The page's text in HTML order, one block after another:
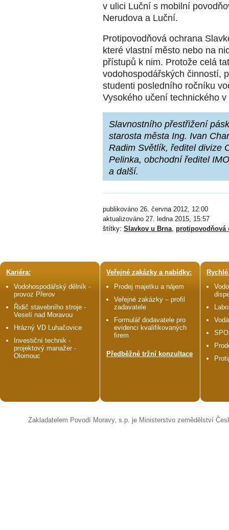
v ulici Luční s mobilní
Nerudova a Luční.
Protipovodňová ochrana
které vlastní město nebo na
přístupů k nim. Protože celá
vodohospodářských činností,
studenti posledního ročníku
Vysokého učení technického v
Slavnostního přestřižení
starosta města Ing. Ivan
Radim Světlík, ředitel divize
Pelinka, obchodní ředitel
a další.
publikováno 26. června 2012, 12:00
aktualizováno 27. ledna 2015, 15:57
štítky: Slavkov u Brna, protipovodňová
Kariéra:
Vodohospodářský dělník -
provoz Přerov
Řidič stavebního stroje -
Veselí nad Moravou
Hrázný VD Luhačovice
Investiční technik -
projektový manažer -
Olomouc
Veřejné zakázky a nabídky:
Prodej majetku a nájem
Veřejné zakázky – profil
zadavatele
Formulář dodavatele pro
evidenci kvalifikovaných
firem
Předběžné tržní konzultace
Zakladatelem Povodí Moravy, s.p. je Ministerstvo zemědělství